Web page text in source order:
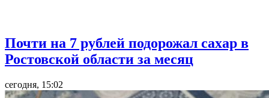
Почти на 7 рублей подорожал сахар в
Ростовской области за месяц
сегодня, 15:02